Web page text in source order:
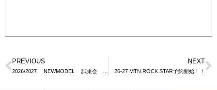
PREVIOUS NEXT
26-27 MTN.ROCK STAR予約開始！！